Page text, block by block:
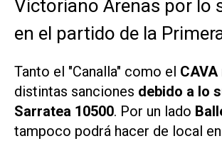
Victoriano Arenas por lo
en el partido de la
Tanto el "Canalla" como el CAVA
distintas sanciones debido a lo
Sarratea 10500. Por un lado
tampoco podrá hacer de local